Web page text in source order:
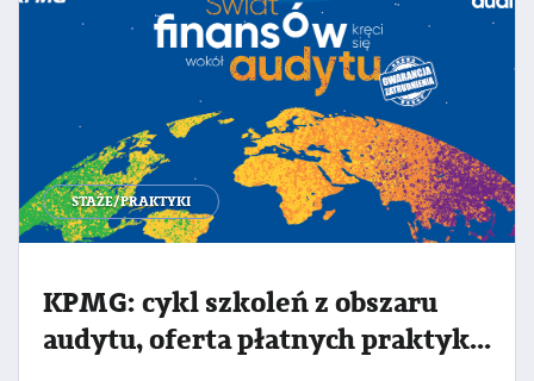
STAŻE/PRAKTYKI
KPMG: cykl szkoleń z obszaru
audytu, oferta płatnych praktyk lub pracy w wybranym biurze w Polsce